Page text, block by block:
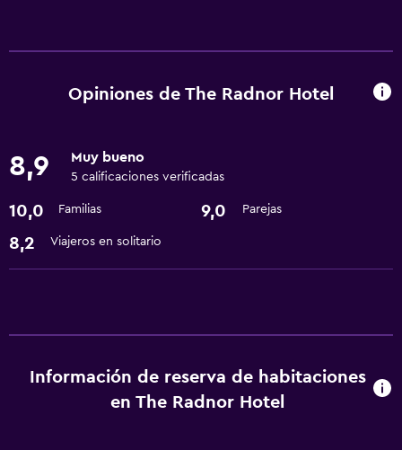
Wifi gratis
Recepción 24 horas
Opiniones de The Radnor Hotel
8,9 Muy bueno
5 calificaciones verificadas
10,0 Familias 9,0 Parejas
8,2 Viajeros en solitario
Información de reserva de habitaciones
en The Radnor Hotel